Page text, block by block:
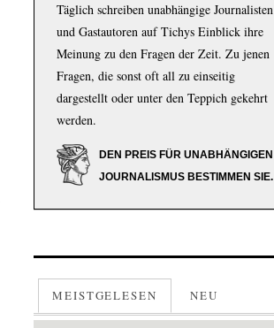
Täglich schreiben unabhängige Journalisten
und Gastautoren auf Tichys Einblick ihre
Meinung zu den Fragen der Zeit. Zu jenen
Fragen, die sonst oft all zu einseitig
dargestellt oder unter den Teppich gekehrt
werden.
DEN PREIS FÜR UNABHÄNGIGEN
JOURNALISMUS BESTIMMEN SIE.
MEISTGELESEN NEU